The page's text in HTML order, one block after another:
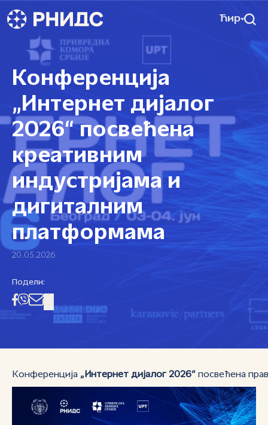
Ћир
Конференција
„Интернет дијалог
2026“ посвећена
креативним
индустријама и
дигиталним
платформама
20.05.2026
Подели:
Конференција „Интернет дијалог 2026“ посвећена